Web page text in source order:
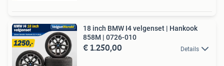
18 inch BMW I4 velgenset | Hankook
858M | 0726-010
€ 1.250,00 Details